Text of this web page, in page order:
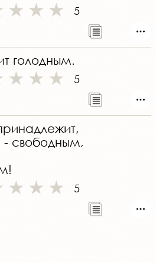
5
голодным.
5
- свободным,
5